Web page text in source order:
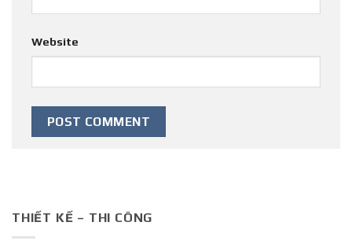
Website
THIẾT KẾ – THI CÔNG